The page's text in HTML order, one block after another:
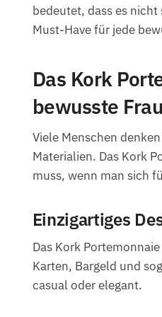
bedeutet, dass es
Must-Have für jede
Das Kork
bewusste
Viele Menschen
Materialien. Das Kork
muss, wenn man sich
Einzigartiges
Das Kork
Karten, Bargeld und
casual oder elegant.